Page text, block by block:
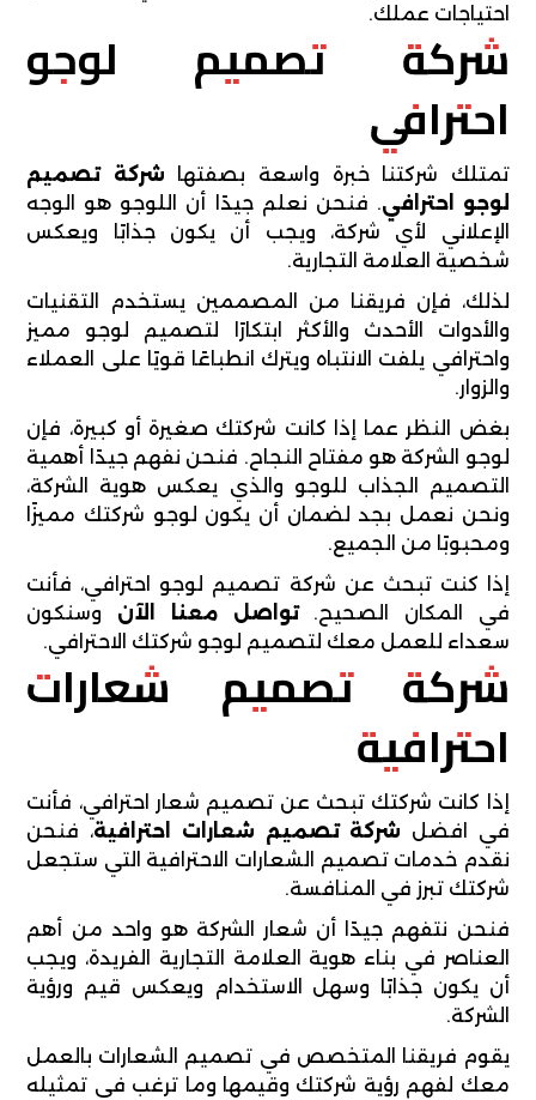
احتياجات عملك.
شركة تصميم لوجو
احترافي
تمتلك شركتنا خبرة واسعة بصفتها شركة تصميم
لوجو احترافي. فنحن نعلم جيدًا أن اللوجو هو الوجه
الإعلاني لأي شركة، ويجب أن يكون جذابًا ويعكس
شخصية العلامة التجارية.
لذلك، فإن فريقنا من المصممين يستخدم التقنيات
والأدوات الأحدث والأكثر ابتكارًا لتصميم لوجو مميز
واحترافي يلفت الانتباه ويترك انطباعًا قويًا على العملاء
والزوار.
بغض النظر عما إذا كانت شركتك صغيرة أو كبيرة، فإن
لوجو الشركة هو مفتاح النجاح. فنحن نفهم جيدًا أهمية
التصميم الجذاب للوجو والذي يعكس هوية الشركة،
ونحن نعمل بجد لضمان أن يكون لوجو شركتك مميزًا
ومحبوبًا من الجميع.
إذا كنت تبحث عن شركة تصميم لوجو احترافي، فأنت
في المكان الصحيح.تواصل معنا الآن وسنكون
سعداء للعمل معك لتصميم لوجو شركتك الاحترافي.
شركة تصميم شعارات
احترافية
إذا كانت شركتك تبحث عن تصميم شعار احترافي، فأنت
في افضل شركة تصميم شعارات احترافية، فنحن
نقدم خدمات تصميم الشعارات الاحترافية التي ستجعل
شركتك تبرز في المنافسة.
فنحن نتفهم جيدًا أن شعار الشركة هو واحد من أهم
العناصر في بناء هوية العلامة التجارية الفريدة، ويجب
أن يكون جذابًا وسهل الاستخدام ويعكس قيم ورؤية
الشركة.
يقوم فريقنا المتخصص في تصميم الشعارات بالعمل
معك لفهم رؤية شركتك وقيمها وما ترغب في تمثيله